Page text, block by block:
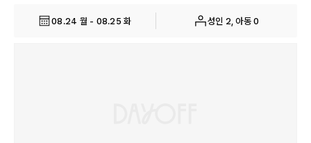
08.24 월 - 08.25 화 성인 2, 아동 0